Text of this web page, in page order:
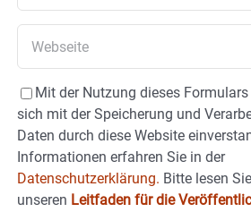
Mit der Nutzung dieses
sich mit der Speicherung und
Daten durch diese Website
Informationen erfahren Sie in der
Datenschutzerklärung. Bitte lesen
unseren Leitfaden für die